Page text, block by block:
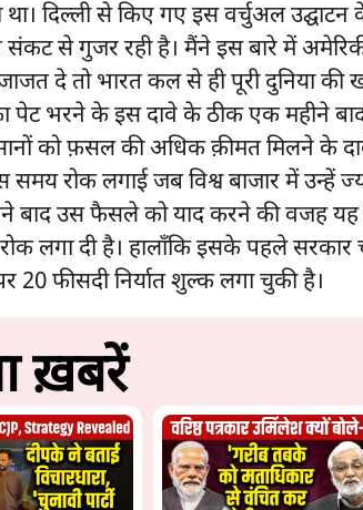
था। दिल्ली से किए गए इस वर्चुअल उद्घाटन
संकट से गुजर रही है। मैंने इस बारे में
दे तो भारत कल से ही पूरी दुनिया की
पेट भरने के इस दावे के ठीक एक महीने
को फ़सल की अधिक क़ीमत मिलने के
समय रोक लगाई जब विश्व बाजार में उन्हें
बाद उस फैसले को याद करने की वजह
लगा दी है। हालाँकि इसके पहले
20 फीसदी निर्यात शुल्क लगा चुकी है।
ख़बरें